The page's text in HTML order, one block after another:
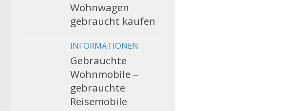
Wohnwagen
gebraucht kaufen
INFORMATIONEN
Gebrauchte
Wohnmobile –
gebrauchte
Reisemobile